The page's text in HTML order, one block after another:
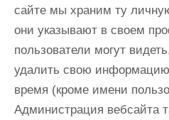
сайте мы храним ту
они указывают в своем
пользователи могут
удалить свою
время (кроме имени
Администрация вебсайта